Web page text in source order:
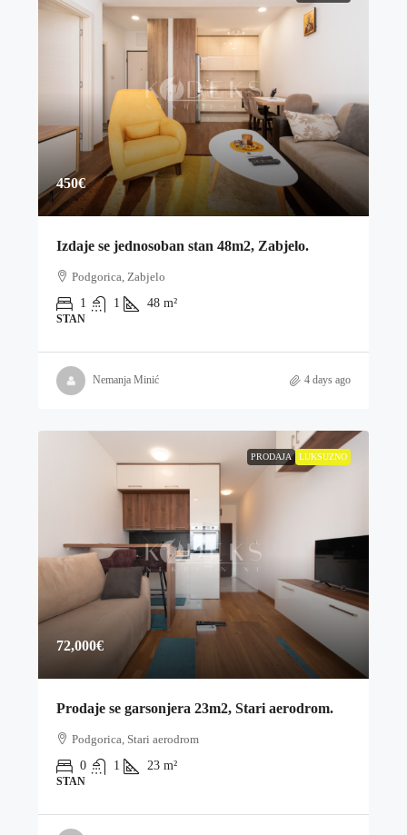
450€
Izdaje se jednosoban stan 48m2, Zabjelo.
Podgorica, Zabjelo
1
1 48 m²
STAN
Nemanja Minić 4 days ago
PRODAJA LUKSUZNO
72,000€
Prodaje se garsonjera 23m2, Stari aerodrom.
Podgorica, Stari aerodrom
0
1 23 m²
STAN